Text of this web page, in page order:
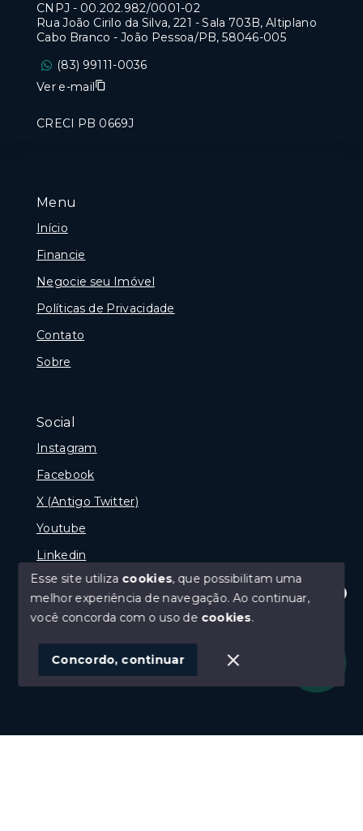
Olá! Estamos disponíveis para te ajudar.
Menu
Início
Financie
Negocie seu Imóvel
Políticas de Privacidade
Contato
Sobre
Social
Instagram
Facebook
X (Antigo Twitter)
Youtube
Linkedin
© Copyright 2026 - naPraia Imobiliária - Todos os
SITE PARA IMOBILIARIA
CNPJ - 00.202.982/0001-02
Rua João Cirilo da Silva, 221 - Sala 703B, Altiplano
Cabo Branco - João Pessoa/PB, 58046-005
(83) 99111-0036
Ver e-mail
CRECI PB 0669J
Esse site utiliza cookies, que possibilitam uma
melhor experiência de navegação.Ao continuar,
você concorda com o uso de cookies.
Concordo, continuar